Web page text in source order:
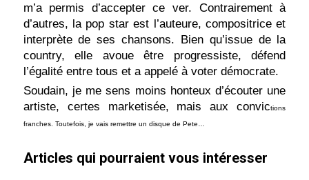
m’a permis d’accepter ce ver. Contrairement à
d’autres, la pop star est l’auteure, compositrice et
interprète de ses chansons. Bien qu’issue de la
country, elle avoue être progressiste, défend
l’égalité entre tous et a appelé à voter démocrate.
Soudain, je me sens moins honteux d’écouter une
artiste, certes marketisée, mais aux convictions
franches. Toutefois, je vais remettre un disque de Pete…
Articles qui pourraient vous intéresser